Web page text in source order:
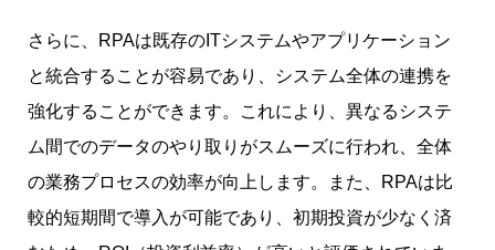
さらに、RPAは既存のITシステムやアプリケーション
と統合することが容易であり、システム全体の連携を
強化することができます。これにより、異なるシステ
ム間でのデータのやり取りがスムーズに行われ、全体
の業務プロセスの効率が向上します。また、RPAは比
較的短期間で導入が可能であり、初期投資が少なく済